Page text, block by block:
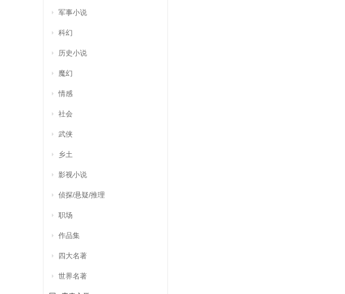
军事小说
科幻
历史小说
魔幻
情感
社会
武侠
乡土
影视小说
侦探/悬疑/推理
职场
作品集
四大名著
世界名著